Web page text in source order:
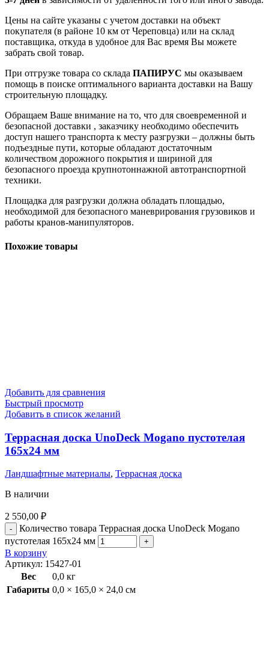
Цены на сайте указаны с учетом доставки на объект
покупателя (в районе 10 км от Череповца) или на склад
поставщика, откуда в удобное для Вас время Вы можете
забрать свой товар.
При отгрузке товара со склада ПАПИРУС мы оказываем
помощь в поиске оптимального варианта доставки на Вашу
строительную площадку.
Обращаем Ваше внимание на то, что для своевременной и
безопасной доставки , заказчику необходимо обеспечить
доступ нашего транспорта к месту разгрузки – должны быть
подъездные пути, которые обладают достаточным
количеством дорожного покрытия и шириной для
безопасного проезда крупнотоннажной автотранспортной
техники.
Площадка для разгрузки должна обладать площадью,
необходимой для безопасного маневрирования грузовиков и
работы кранов-манипуляторов.
Похожие товары
Добавить для сравнения
Быстрый просмотр
Добавить в список желаний
Террасная доска UnoDeck Mogano пустотелая
165х24 мм
Ландшафтные материалы, Террасная доска
В наличии
2 550,00 ₽
Количество товара Террасная доска UnoDeck Mogano
пустотелая 165х24 мм
В корзину
Артикул: 15427-01
Вес
0,0 кг
Габариты 0,0 × 165,0 × 24,0 см